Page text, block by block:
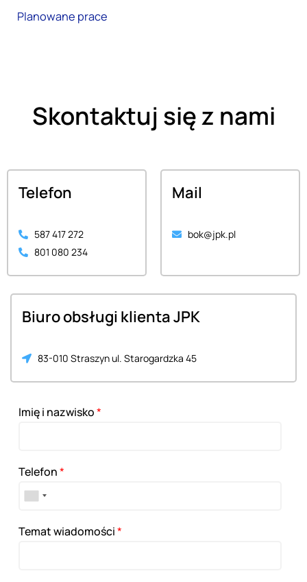
Planowane prace
Skontaktuj się z nami
Telefon
587 417 272
801 080 234
Mail
bok@jpk.pl
Biuro obsługi klienta JPK
83-010 Straszyn ul. Starogardzka 45
Imię i nazwisko*
Telefon*
Temat wiadomości*